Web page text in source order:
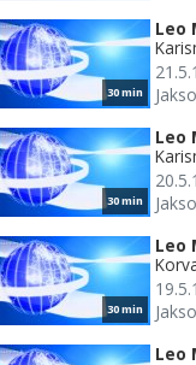
30 min
Leo
30 min
Leo
30 min
Leo
Leo